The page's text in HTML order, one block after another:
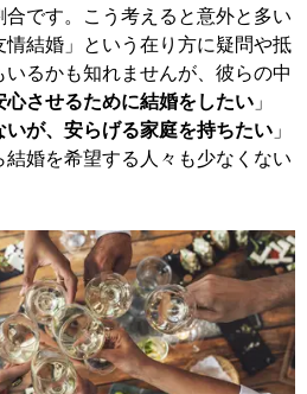
合です。こう考えると意外と多い
情結婚」という在り方に疑問や抵
いるかも知れませんが、彼らの中
心させるために結婚をしたい 」
いが、安らげる家庭を持ちたい 」
結婚を希望する人々も少なくない